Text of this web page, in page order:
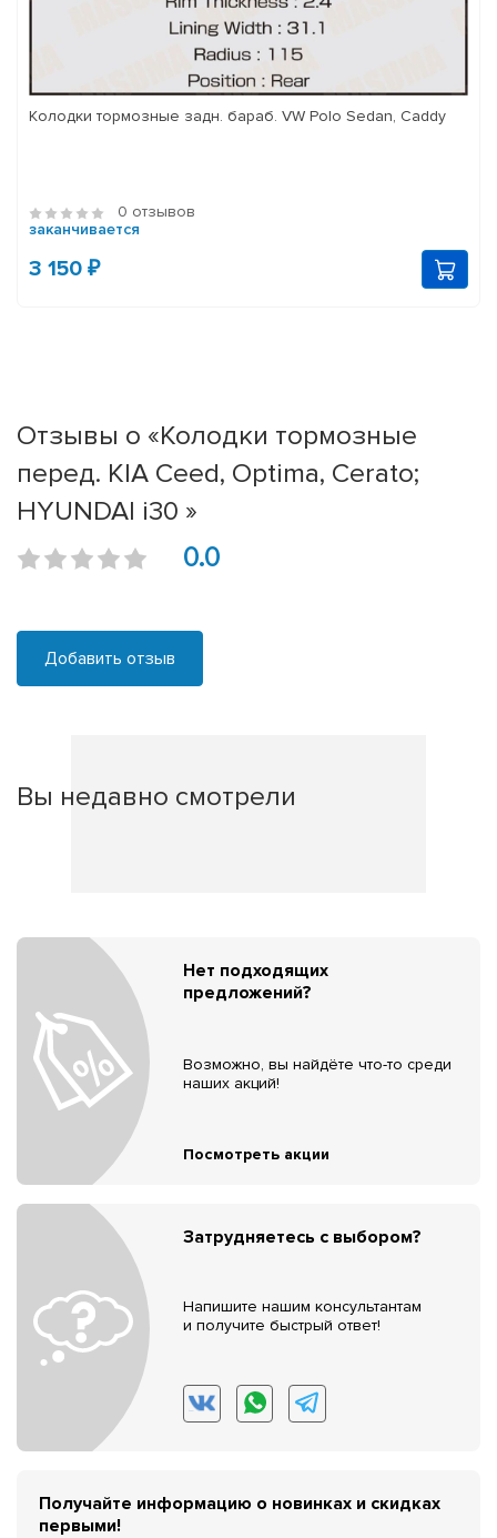
Колодки тормозные задн. бараб. VW Polo Sedan, Caddy
0 отзывов
заканчивается
3 150 ₽
Отзывы о «Колодки тормозные
перед. KIA Ceed, Optima, Cerato;
HYUNDAI i30 »
0.0
Добавить отзыв
Вы недавно смотрели
Нет подходящих
предложений?
Возможно, вы найдёте что-то среди
наших акций!
Посмотреть акции
Затрудняетесь с выбором?
Напишите нашим консультантам
и получите быстрый ответ!
Получайте информацию о новинках и скидках
первыми!